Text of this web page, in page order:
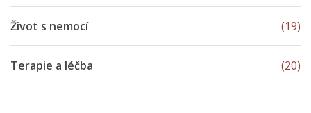
Život s nemocí (19)
Terapie a léčba (20)